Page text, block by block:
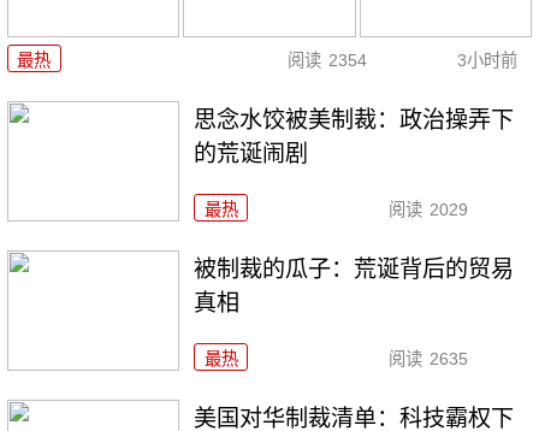
最热 阅读 2354 3小时前
思念水饺被美制裁：政治操弄下
的荒诞闹剧
最热 阅读 2029
被制裁的瓜子：荒诞背后的贸易
真相
最热 阅读 2635
美国对华制裁清单：科技霸权下